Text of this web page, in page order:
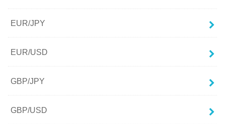
EUR/JPY
EUR/USD
GBP/JPY
GBP/USD